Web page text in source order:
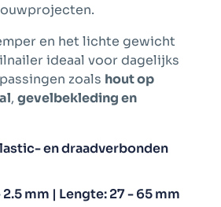
en het lichte gewicht
ideaal voor dagelijks
zoals hout op
, gevelbekleding en
en draadverbonden
mm | Lengte: 27 - 65 mm